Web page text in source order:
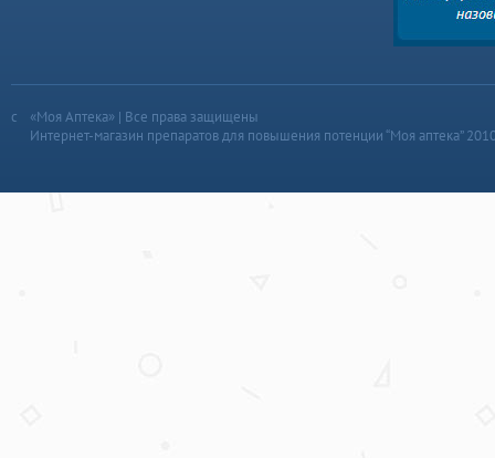
«Моя Аптека» | Все права защищены
Интернет-магазин препаратов для повышения потенции “Моя аптека”